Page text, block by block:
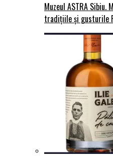
Muzeul ASTRA
tradițiile și gusturile